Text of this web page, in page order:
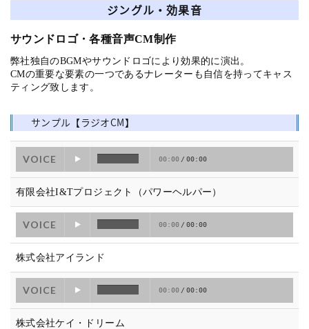
ジングル・効果音
サウンドロゴ・各種音声CM制作
弊社独自のBGMやサウンドロゴにより効果的に演出。
CMの重要な要素の一つであるナレーターも自信を持ってキャス
ティング致します。
サンプル【ラジオCM】
VOICE 00:00 / 00:00
有限会社I&Tプロジェクト（パワーヘルパー）
VOICE 00:00 / 00:00
株式会社アイランド
VOICE 00:00 / 00:00
株式会社ケイ・ドリーム